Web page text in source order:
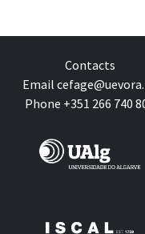
Contacts
Email
Phone +351 266 740